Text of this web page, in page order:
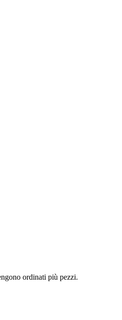
ordinati più pezzi.